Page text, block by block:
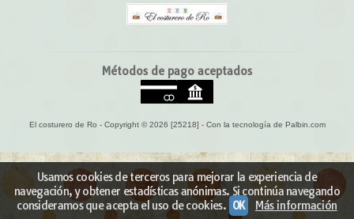
Métodos de pago aceptados
El costurero de Ro - Copyright © 2026 [25218] - Con la tecnología de Palbin.com
Usamos cookies de terceros para mejorar la experiencia de
navegación, y obtener estadísticas anónimas. Si continúa navegando
consideramos que acepta el uso de cookies. OK Más información